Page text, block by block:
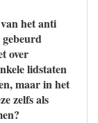
het anti
over
lidstaten
maar in het
zelfs als